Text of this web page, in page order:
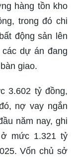
hàng tồn kho
trong đó chi
động sản lên
dự án đang
giao.
3.602 tỷ đồng,
nợ vay ngắn
năm nay, ghi
mức 1.321 tỷ
Vốn chủ sở